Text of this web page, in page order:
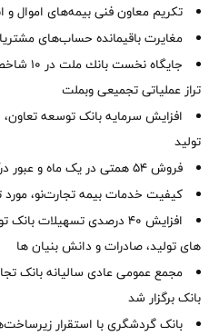
تکریم معاون فنی بیمه‌های اموال و
مغایرت‌ باقیمانده حساب‌های مشتریان تا ۱۷ مرداد
تراز عملیاتی تجمیعی وبملت
افزایش سرمایه بانک توسعه
تولید
فروش 54 همتی در یک ماه و عبور درآمد سه‌ماهه از 81 همت
کیفیت خدمات بیمه تجارت‌نو، مورد
افزایش 40 درصدی تسهیلات
های تولید، صادرات و دانش بنیان ها
مجمع عمومی عادی سالیانه بانک
بانک برگزار شد
بانک گردشگری با استقرار